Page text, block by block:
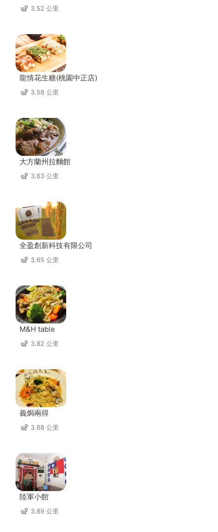
3.52 公里
龍情花生糖(桃園中正店)
3.58 公里
大方蘭州拉麵館
3.63 公里
全盈創新科技有限公司
3.65 公里
M&H table
3.82 公里
義焗兩得
3.88 公里
陸軍小館
3.89 公里